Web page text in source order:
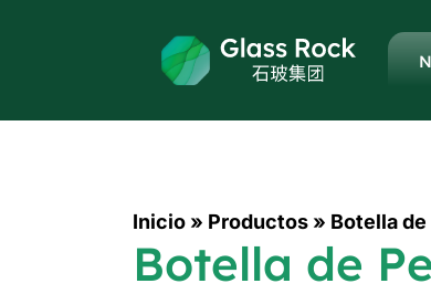
Inicio » Productos » Botella de
Botella de